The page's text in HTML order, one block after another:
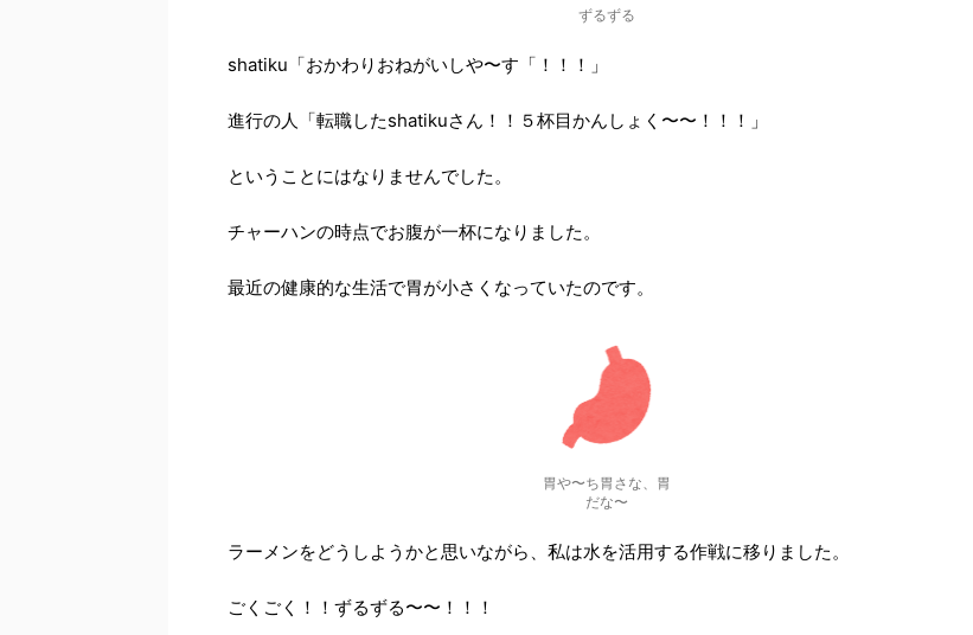
ずるずる
shatiku「おかわりおねがいしや〜す「！！！」
進行の人「転職したshatikuさん！！５杯目かんしょく〜〜！！！」
ということにはなりませんでした。
チャーハンの時点でお腹が一杯になりました。
最近の健康的な生活で胃が小さくなっていたのです。
胃や〜ち胃さな、胃
だな〜
ラーメンをどうしようかと思いながら、私は水を活用する作戦に移りました。
ごくごく！！ずるずる〜〜！！！